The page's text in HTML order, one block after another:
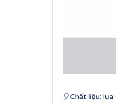
🎈Chất liệu: